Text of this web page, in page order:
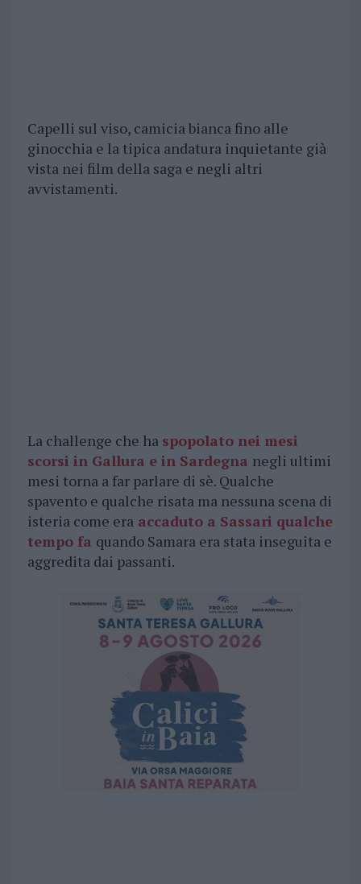
Capelli sul viso, camicia bianca fino alle
ginocchia e la tipica andatura inquietante già
vista nei film della saga e negli altri
avvistamenti.
La challenge che ha spopolato nei mesi
scorsi in Gallura e in Sardegna negli ultimi
mesi torna a far parlare di sè. Qualche
spavento e qualche risata ma nessuna scena di
isteria come eraaccaduto a Sassari qualche
tempo fa quando Samara era stata inseguita e
aggredita dai passanti.